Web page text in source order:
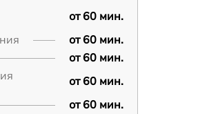
от 60 мин.
от 60 мин.
от 60 мин.
от 60 мин.
от 60 мин.